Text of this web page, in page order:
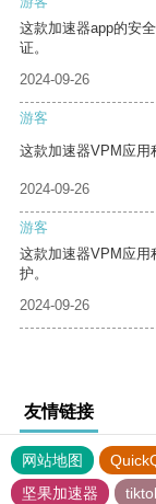
这款加速器app的安
证。
2024-09-26
游客
这款加速器VPM应用
2024-09-26
游客
这款加速器VPM应用
护。
2024-09-26
友情链接
网站地图
坚果加速器